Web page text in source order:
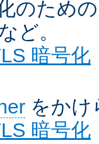
のため
ど。
暗号化
をかけ
暗号化